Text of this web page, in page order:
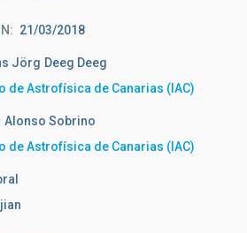
21/03/2018
Jörg Deeg Deeg
de Astrofísica de Canarias (IAC)
Alonso Sobrino
de Astrofísica de Canarias (IAC)